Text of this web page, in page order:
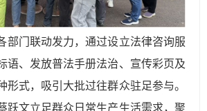
部门联动发力，通过设立法律咨询服
语、发放普法手册法治、宣传彩页及
形式，吸引大批过往群众驻足参与。
跃文立足群众日常生产生活需求，聚